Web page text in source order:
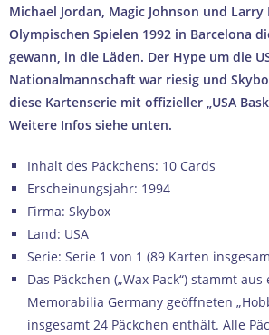
Michael Jordan, Magic Johnson und
Olympischen Spielen 1992 in Barcelona
gewann, in die Läden. Der Hype um die
Nationalmannschaft war riesig und
diese Kartenserie mit offizieller „USA
Weitere Infos siehe unten.
Inhalt des Päckchens: 10 Cards
Erscheinungsjahr: 1994
Firma: Skybox
Land: USA
Serie: Serie 1 von 1 (89 Karten
Das Päckchen („Wax Pack“) stammt
Memorabilia Germany geöffneten
insgesamt 24 Päckchen enthält. Alle